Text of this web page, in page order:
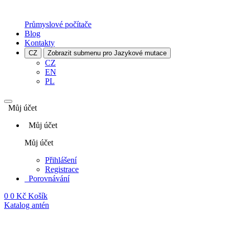
Průmyslové počítače
Blog
Kontakty
CZ Zobrazit submenu pro Jazykové mutace
CZ
EN
PL
Můj účet
Můj účet
Můj účet
Přihlášení
Registrace
Porovnávání
0 0 Kč Košík
Katalog antén